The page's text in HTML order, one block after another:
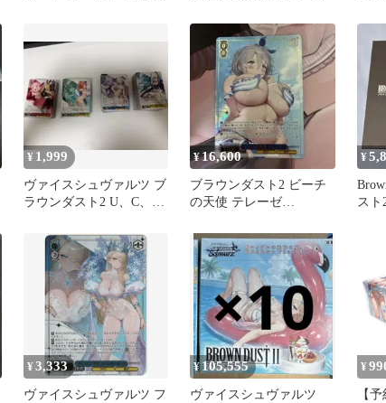
¥ 1,999
ヴァイスシュヴァルツ ブ
ラウンダスト2 U、C、CR
¥16,600
ブラウンダスト2 ビーチ
の天使 テレーゼ
¥
スト
¥3,333
ヴァイスシュヴァルツ フ
¥ 105,555
ヴァイスシュヴァルツ
¥
【